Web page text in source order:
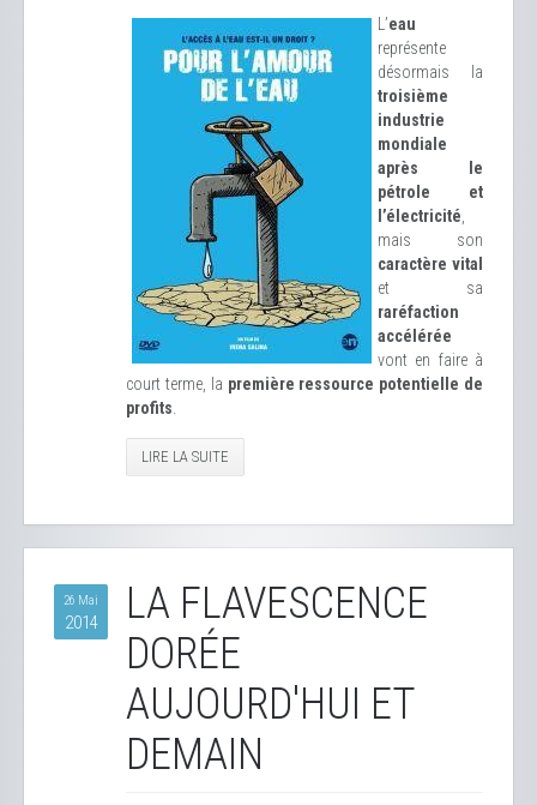
L’eau
représente
désormais la
troisième
industrie
mondiale
après le
pétrole et
l’électricité
mais son
caractère vital
et sa
raréfaction
accélérée
vont en faire à
court terme, la première ressource potentielle de
profits
LIRE LA SUITE
26 Mai
2014
LA FLAVESCENCE
DORÉE
AUJOURD'HUI ET
DEMAIN